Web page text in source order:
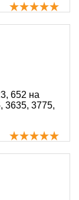
652 на
3635, 3775,